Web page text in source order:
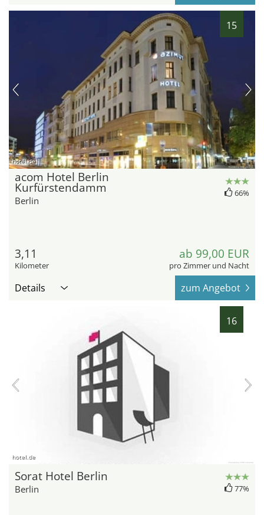
15
hotel.de
acom Hotel Berlin
Kurfürstendamm
Berlin
66%
3,11
Kilometer
ab 99,00 EUR
pro Zimmer und Nacht
Details zum Angebot
16
hotel.de
Sorat Hotel Berlin
Berlin 77%